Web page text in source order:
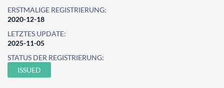
ERSTMALIGE REGISTRIERUNG:
2020-12-18
LETZTES UPDATE:
2025-11-05
STATUS DER REGISTRIERUNG:
ISSUED